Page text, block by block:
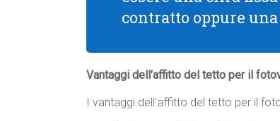
contratto oppure
Vantaggi dell’affitto del tetto per il
I vantaggi dell’affitto del tetto per il